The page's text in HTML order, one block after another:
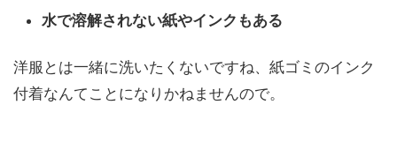
水で溶解されない紙やインクもある
洋服とは一緒に洗いたくないですね、紙ゴミのインク
付着なんてことになりかねませんので。